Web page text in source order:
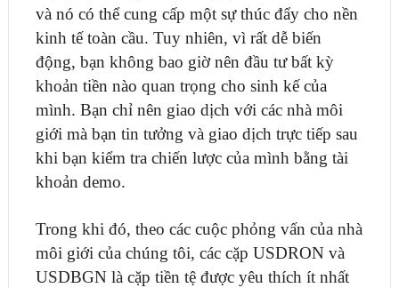
và nó có thể cung cấp một sự thúc đẩy cho nền
kinh tế toàn cầu. Tuy nhiên, vì rất dễ biến
động, bạn không bao giờ nên đầu tư bất kỳ
khoản tiền nào quan trọng cho sinh kế của
mình. Bạn chỉ nên giao dịch với các nhà môi
giới mà bạn tin tưởng và giao dịch trực tiếp sau
khi bạn kiểm tra chiến lược của mình bằng tài
khoản demo.
Trong khi đó, theo các cuộc phỏng vấn của nhà
môi giới của chúng tôi, các cặp USDRON và
USDBGN là cặp tiền tệ được yêu thích ít nhất